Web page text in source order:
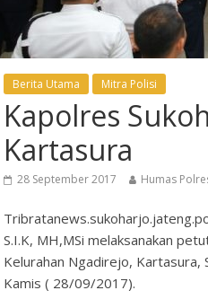
Berita Utama Mitra Polisi
Kapolres
Kartasura
28 September 2017 Humas
S.I.K, MH,MSi melaksanakan
Kelurahan Ngadirejo, Kartasura,
Kamis ( 28/09/2017).